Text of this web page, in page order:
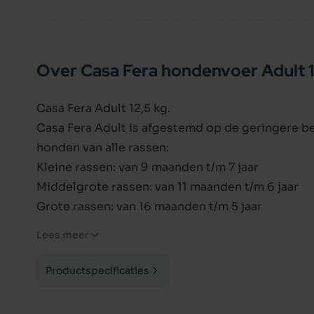
Over Casa Fera hondenvoer Adult
Casa Fera Adult 12,5 kg.
Casa Fera Adult is afgestemd op de geringere
honden van alle rassen:
Kleine rassen: van 9 maanden t/m 7 jaar
Middelgrote rassen: van 11 maanden t/m 6 jaar
Grote rassen: van 16 maanden t/m 5 jaar
vertering verbetert en daarmee ook de
Lees meer
Productspecificaties